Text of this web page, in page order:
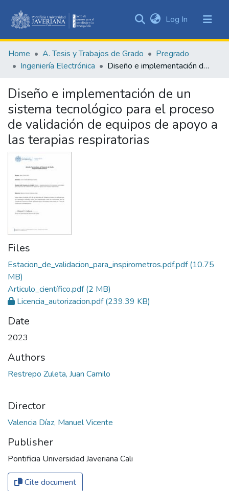
&
Collections
Statistics
Log In (current)
Home A. Tesis y Trabajos de Grado
Pregrado
Ingeniería Electrónica
Diseño e implementación de un sistema tecnológico para el proceso de validación de equipos de apoyo a las terapias respiratorias
Diseño e implementación de un
sistema tecnológico para el proceso
de validación de equipos de apoyo a
las terapias respiratorias
Files
Estacion_de_validacion_para_inspirometros.pdf.pdf(10.75
MB)
Articulo_científico.pdf(2 MB)
Licencia_autorizacion.pdf(239.39 KB)
Date
2023
Authors
Restrepo Zuleta, Juan Camilo
Director
Valencia Díaz, Manuel Vicente
Publisher
Pontificia Universidad Javeriana Cali
Cite document